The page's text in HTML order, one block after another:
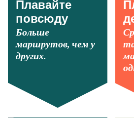
Плавайте
повсюду
Больше
маршрутов, чем у
других.